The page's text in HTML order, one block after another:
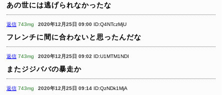
あの世には逃げられなかったな
返信 743mg 2020年12月25日 09:00 ID:Q4NTczMjU
フレンチに間に合わないと思ったんだな
返信 743mg 2020年12月25日 09:02 ID:U1MTM1NDI
またジジババの暴走か
返信 743mg 2020年12月25日 09:14 ID:QzNDk1MjA